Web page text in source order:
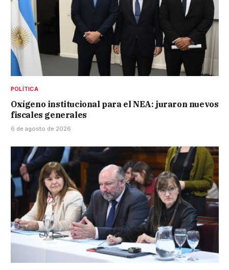
POLÍTICA
Oxígeno institucional para el NEA: juraron nuevos
fiscales generales
6 de agosto de 2026